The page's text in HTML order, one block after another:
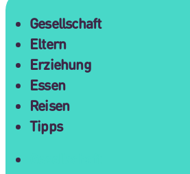
Gesellschaft
Eltern
Erziehung
Essen
Reisen
Tipps